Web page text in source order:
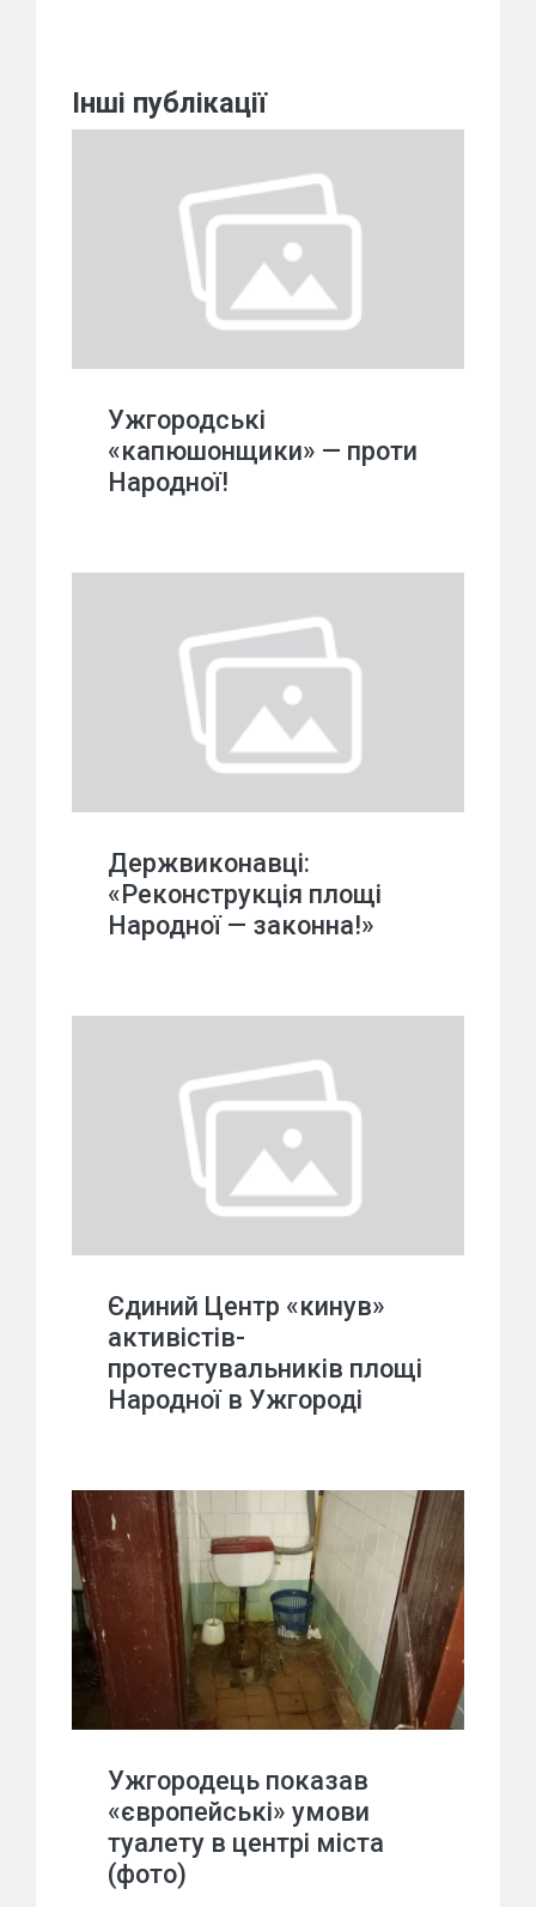
Інші публікації
Ужгородські
«капюшонщики» — проти
Народної!
Держвиконавці:
«Реконструкція площі
Народної — законна!»
Єдиний Центр «кинув»
активістів-
протестувальників площі
Народної в Ужгороді
Ужгородець показав
«європейські» умови
туалету в центрі міста
(фото)